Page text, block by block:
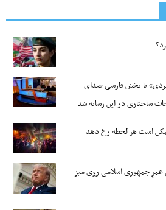
با بخش فارسی صدای
ساختاری در این رسانه شد
است هر لحظه رخ دهد
جمهوری اسلامی روی میز